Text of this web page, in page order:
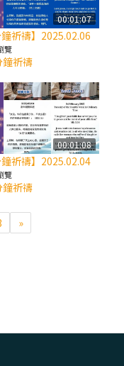
做【將臨期避靜】—
他與內化
厄瑪努爾」
將臨期避靜】—耶穌
接納」
將臨期避靜】—「馬
將臨期避靜】—「福
00:01:07
鐘祈禱】2025.02.06
覽
鐘祈禱
00:01:08
鐘祈禱】2025.02.04
覽
鐘祈禱
»